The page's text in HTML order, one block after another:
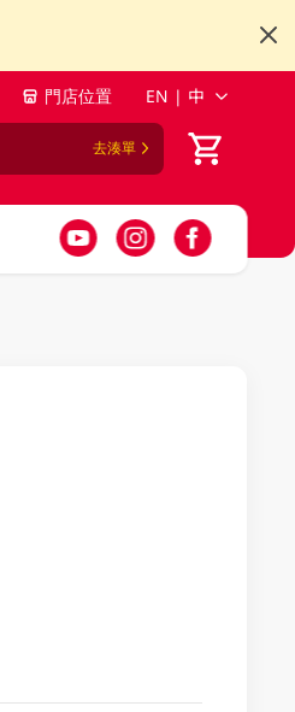
門店位置 EN | 中
去湊單